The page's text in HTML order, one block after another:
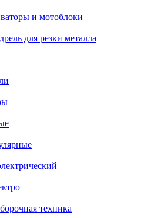
и мотоблоки
для резки металла
техника